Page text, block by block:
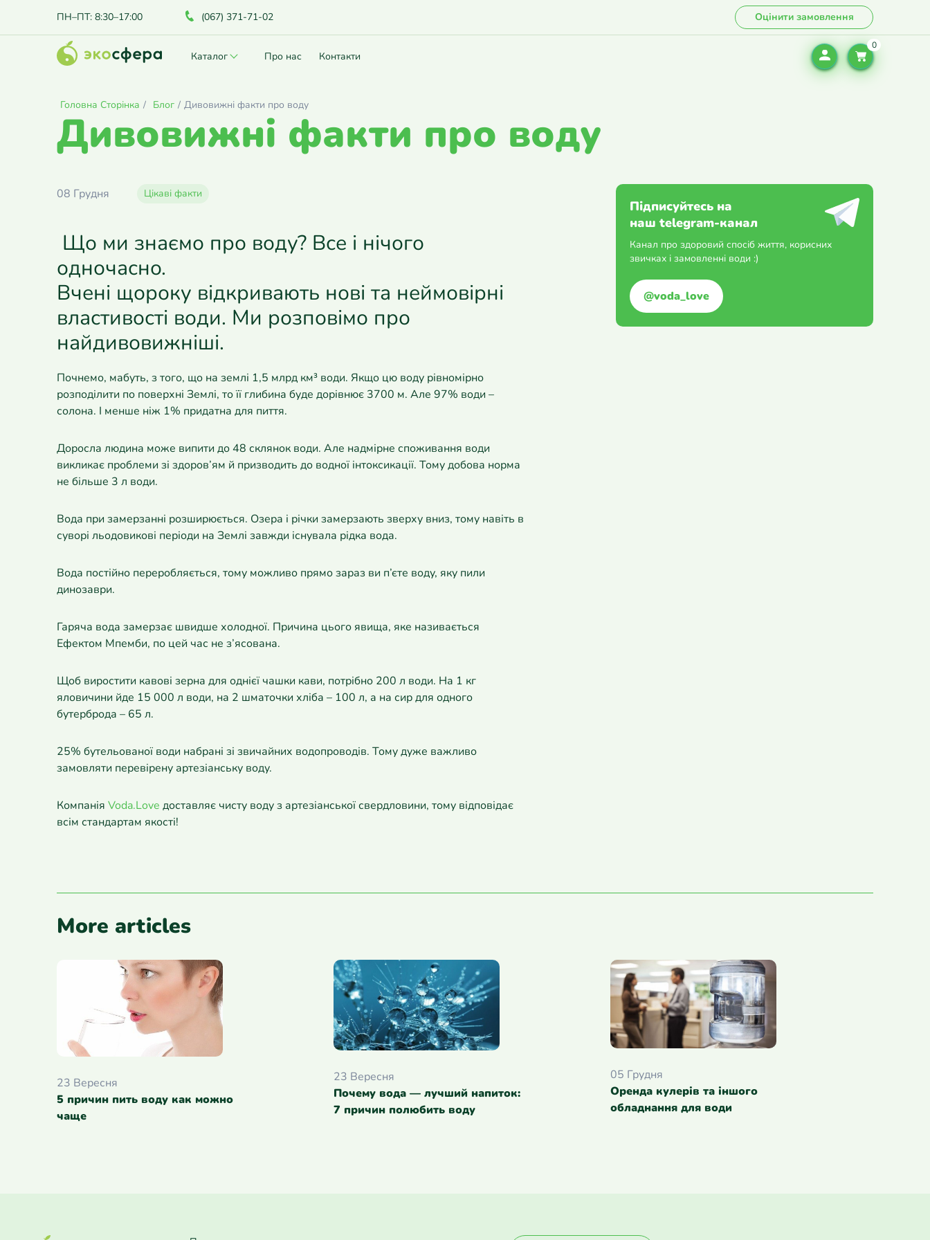
ПН–ПТ: 8:30–17:00 (067) 371-71-02 Оцінити замовлення
Каталог Про нас Контакти
Головна Сторінка / Блог / Дивовижні факти про воду
Дивовижні факти про воду
08 Грудня Цікаві факти
Що ми знаємо про воду? Все і нічого
одночасно.
Вчені щороку відкривають нові та неймовірні
властивості води. Ми розповімо про
найдивовижніші.
Почнемо, мабуть, з того, що на землі 1,5 млрд км³ води. Якщо цю воду рівномірно
розподілити по поверхні Землі, то її глибина буде дорівнює 3700 м. Але 97% води –
солона. І менше ніж 1% придатна для пиття.
Доросла людина може випити до 48 склянок води. Але надмірне споживання води
викликає проблеми зі здоров’ям й призводить до водної інтоксикації. Тому добова норма
не більше 3 л води.
Вода при замерзанні розширюється. Озера і річки замерзають зверху вниз, тому навіть в
суворі льодовикові періоди на Землі завжди існувала рідка вода.
Вода постійно переробляється, тому можливо прямо зараз ви п’єте воду, яку пили
динозаври.
Гаряча вода замерзає швидше холодної. Причина цього явища, яке називається
Ефектом Мпемби, по цей час не з’ясована.
Щоб виростити кавові зерна для однієї чашки кави, потрібно 200 л води. На 1 кг
яловичини йде 15 000 л води, на 2 шматочки хліба – 100 л, а на сир для одного
бутерброда – 65 л.
25% бутельованої води набрані зі звичайних водопроводів. Тому дуже важливо
замовляти перевірену артезіанську воду.
Компанія Voda.Love доставляє чисту воду з артезіанської свердловини, тому відповідає
всім стандартам якості!
Підписуйтесь на
наш telegram-канал
Канал про здоровий спосіб життя, корисних
звичках і замовленні води :)
@voda_love
More articles
23 Вересня
5 причин пить воду как можно
чаще
23 Вересня
Почему вода — лучший напиток:
7 причин полюбить воду
05 Грудня
Оренда кулерів та іншого
обладнання для води